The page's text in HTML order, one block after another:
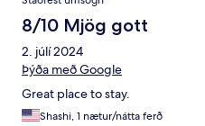
8/10 Mjög gott
2. júlí 2024
Þýða með Google
Great place to stay.
Shashi, 1 nætur/nátta ferð